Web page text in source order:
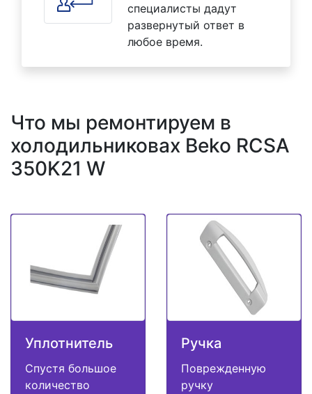
специалисты дадут
развернутый ответ в
любое время.
Что мы ремонтируем в
холодильниковах Beko RCSA
350K21 W
Уплотнитель
Спустя большое
количество
Ручка
Поврежденную
ручку